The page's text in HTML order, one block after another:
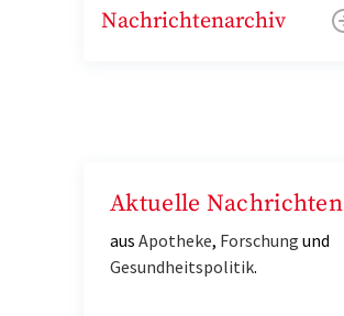
Nachrichtenarchiv
Aktuelle Nachrichten
aus Apotheke, Forschung und
Gesundheitspolitik.